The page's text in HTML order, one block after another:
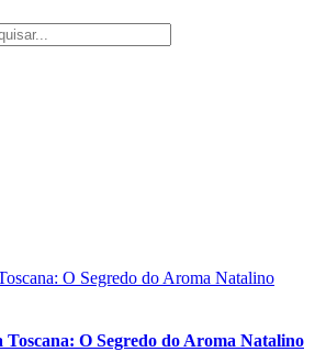
O Segredo do Aroma Natalino
O Segredo do Aroma Natalino